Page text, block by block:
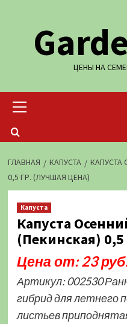
содержимому
ЦЕНЫ НА
меню
ГЛАВНАЯ КАПУСТА
КАПУСТА
0,5 ГР. (ЛУЧШАЯ ЦЕНА)
Капуста
Капуста
(Пекинская)
Цена от: 23
Артикул: 002530
гибрид для летнего
листьев